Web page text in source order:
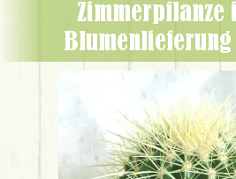
Zimmerpflanze
Blumenlieferung